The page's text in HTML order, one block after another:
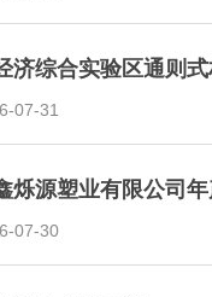
济综合实验区通则
07-31
烁源塑业有限公司
07-30